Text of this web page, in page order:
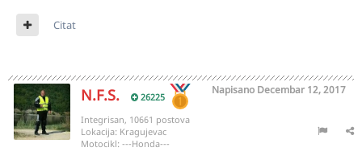
Citat
N.F.S. 26225
Napisano Decembar 12, 2017
Integrisan, 10661 postova
Lokacija: Kragujevac
Motocikl: ---Honda---